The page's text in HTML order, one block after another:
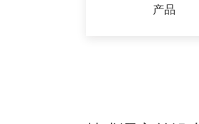
产品